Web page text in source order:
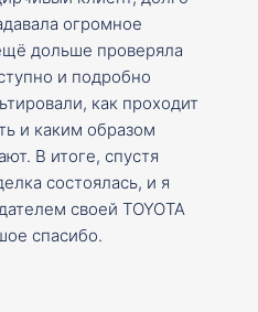
огромное
дольше проверяла
и подробно
как проходит
и каким образом
В итоге, спустя
состоялась, и я
своей TOYOTA
спасибо.